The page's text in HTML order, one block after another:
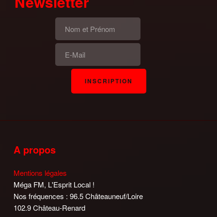
A propos
Mentions légales
Méga FM, L'Esprit Local !
Nos fréquences : 96.5 Châteauneuf/Loire
102.9 Château-Renard